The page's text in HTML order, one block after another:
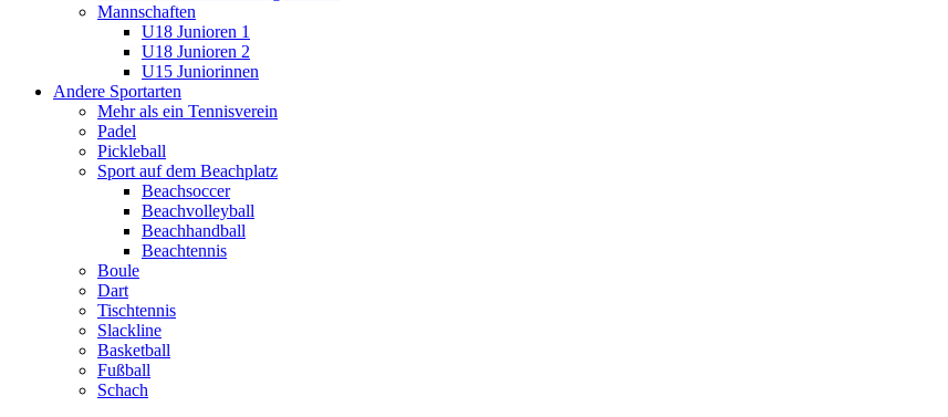
Mannschaften
U18 Junioren 1
U18 Junioren 2
U15 Juniorinnen
Andere Sportarten
Mehr als ein Tennisverein
Padel
Pickleball
Sport auf dem Beachplatz
Beachsoccer
Beachvolleyball
Beachhandball
Beachtennis
Boule
Dart
Tischtennis
Slackline
Basketball
Fußball
Schach